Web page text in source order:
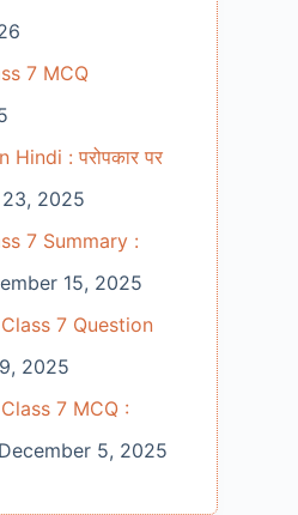
7 MCQ
: परोपकार पर
2025
7 Summary :
15, 2025
7 Question
2025
7 MCQ :
December 5, 2025